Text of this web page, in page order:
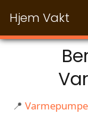
Hjem Vakt
📍